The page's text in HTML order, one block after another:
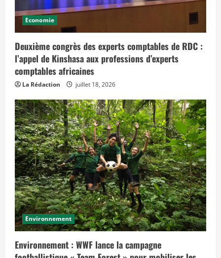
Economie
Deuxième congrès des experts comptables de RDC :
l’appel de Kinshasa aux professions d’experts
comptables africaines
La Rédaction juillet 18, 2026
Environnement
Environnement : WWF lance la campagne